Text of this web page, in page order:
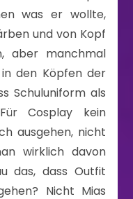
was er wollte,
und von Kopf
aber manchmal
den Köpfen der
Schuluniform als
Cosplay kein
ausgehen, nicht
wirklich davon
das, dass Outfit
Nicht Mias